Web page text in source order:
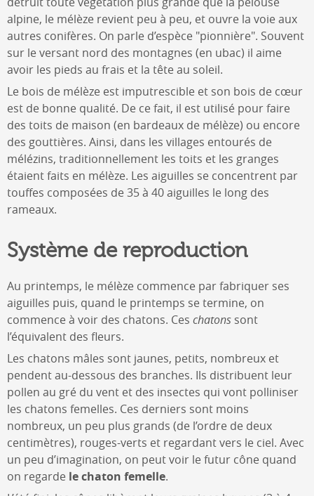
alpine, le mélèze revient peu à peu, et ouvre la voie aux
autres conifères. On parle d’espèce "pionnière". Souvent
sur le versant nord des montagnes (en ubac) il aime
avoir les pieds au frais et la tête au soleil.
Le bois de mélèze est imputrescible et son bois de cœur
est de bonne qualité. De ce fait, il est utilisé pour faire
des toits de maison (en bardeaux de mélèze) ou encore
des gouttières. Ainsi, dans les villages entourés de
mélézins, traditionnellement les toits et les granges
étaient faits en mélèze. Les aiguilles se concentrent par
touffes composées de 35 à 40 aiguilles le long des
rameaux.
Système de reproduction
Au printemps, le mélèze commence par fabriquer ses
aiguilles puis, quand le printemps se termine, on
commence à voir des chatons. Ces chatons sont
l’équivalent des fleurs.
Les chatons mâles sont jaunes, petits, nombreux et
pendent au-dessous des branches. Ils distribuent leur
pollen au gré du vent et des insectes qui vont polliniser
les chatons femelles. Ces derniers sont moins
nombreux, un peu plus grands (de l’ordre de deux
centimètres), rouges-verts et regardant vers le ciel. Avec
un peu d’imagination, on peut voir le futur cône quand
on regarde le chaton femelle.